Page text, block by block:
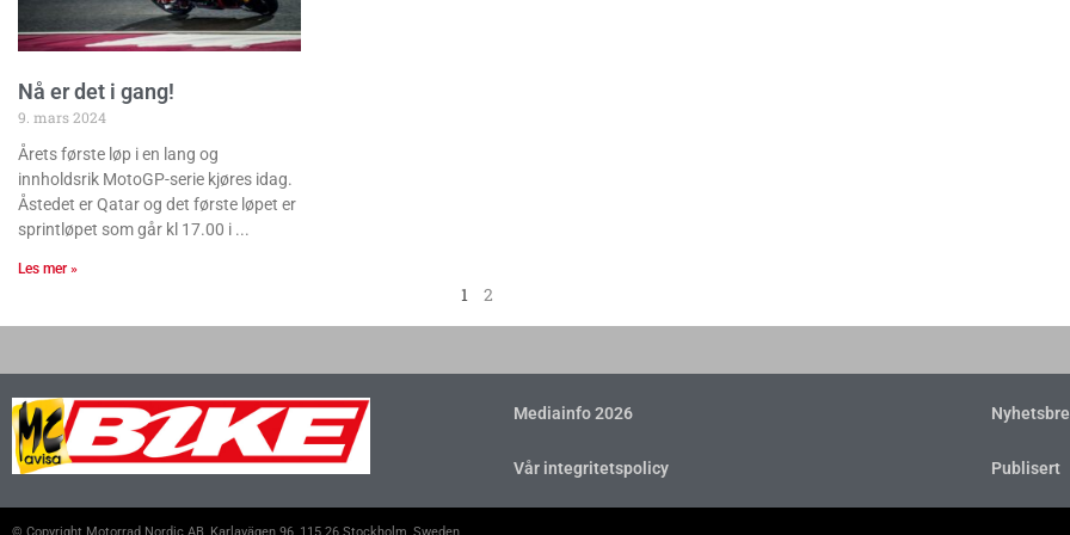
Nå er det i gang!
9. mars 2024
Årets første løp i en lang og
innholdsrik MotoGP-serie kjøres idag.
Åstedet er Qatar og det første løpet er
sprintløpet som går kl 17.00 i
Les mer »
1 2
Mediainfo 2026
Vår integritetspolicy Publisert
© Copyright Motorrad Nordic AB, Karlavägen 96, 115 26 Stockholm, Sweden